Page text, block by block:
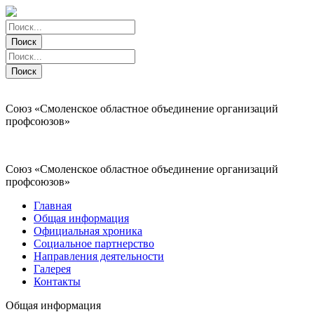
Поиск
Поиск
Поиск
Поиск
Союз «Смоленское областное объединение организаций
профсоюзов»
Союз «Смоленское областное объединение организаций
профсоюзов»
Главная
Общая информация
Официальная хроника
Социальное партнерство
Направления деятельности
Галерея
Контакты
Общая информация